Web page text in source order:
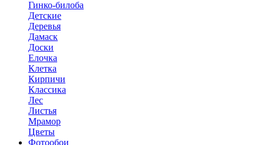
Гинко-билоба
Детские
Деревья
Дамаск
Доски
Елочка
Клетка
Кирпичи
Классика
Лес
Листья
Мрамор
Цветы
Фотообои